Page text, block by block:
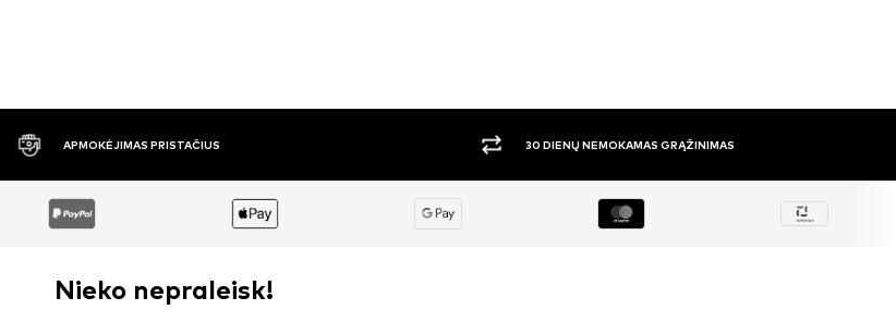
30 DIENŲ NEMOKAMAS GRĄŽINIMAS DIDELIS PASIRINKIMAS
Nieko nepraleisk!